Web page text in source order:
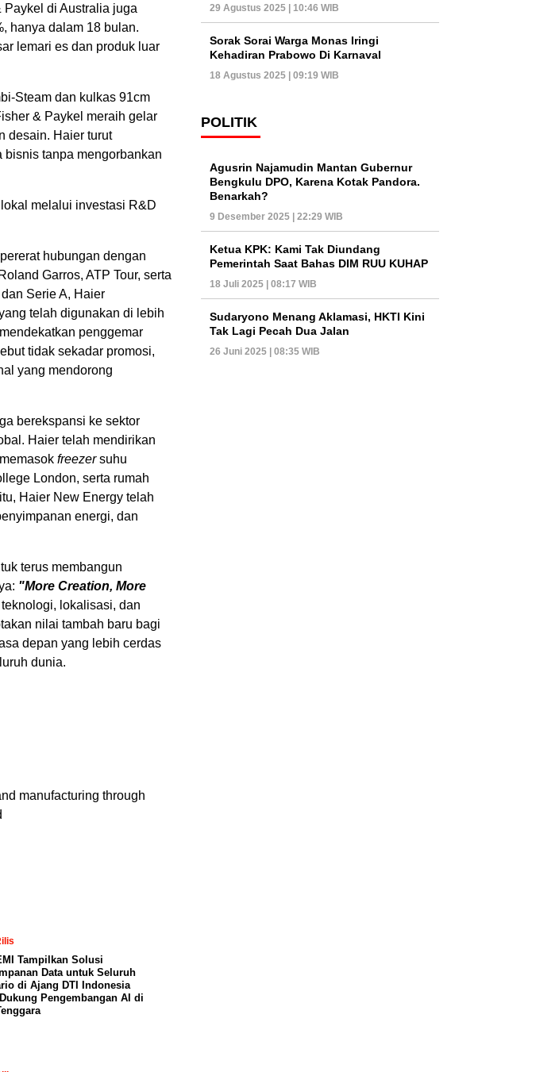
di Australia juga
hanya dalam 18 bulan.
lemari es dan produk luar
Steam dan kulkas 91cm
& Paykel meraih gelar
desain. Haier turut
tanpa mengorbankan
melalui investasi R&D
hubungan dengan
Garros, ATP Tour, serta
Serie A, Haier
telah digunakan di lebih
penggemar
tidak sekadar promosi,
yang mendorong
berekspansi ke sektor
Haier telah mendirikan
freezersuhu
London, serta rumah
Haier New Energy telah
energi, dan
terus membangun
"More Creation, More
lokalisasi, dan
nilai tambah baru bagi
depan yang lebih cerdas
dunia.
manufacturing through
Tampilkan Solusi
Data untuk Seluruh
di Ajang DTI Indonesia
Pengembangan AI di
29 Agustus 2025 | 10:46 WIB
Sorak Sorai Warga Monas Iringi
Kehadiran Prabowo Di Karnaval
18 Agustus 2025 | 09:19 WIB
POLITIK
Agusrin Najamudin Mantan Gubernur
Bengkulu DPO, Karena Kotak Pandora.
Benarkah?
9 Desember 2025 | 22:29 WIB
Ketua KPK: Kami Tak Diundang
Pemerintah Saat Bahas DIM RUU KUHAP
18 Juli 2025 | 08:17 WIB
Sudaryono Menang Aklamasi, HKTI Kini
Tak Lagi Pecah Dua Jalan
26 Juni 2025 | 08:35 WIB